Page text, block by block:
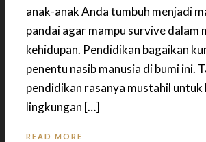
anak-anak Anda tumbuh menjadi
pandai agar mampu survive dalam
kehidupan. Pendidikan bagaikan
penentu nasib manusia di bumi ini.
pendidikan rasanya mustahil untuk
lingkungan […]
READ MORE